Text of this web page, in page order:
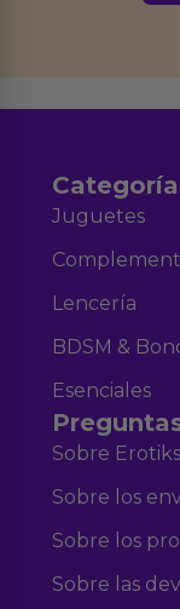
Juguetes
Lencería
BDSM &
Esenciales
Sobre Erotiks
Sobre los
Sobre los
Sobre las